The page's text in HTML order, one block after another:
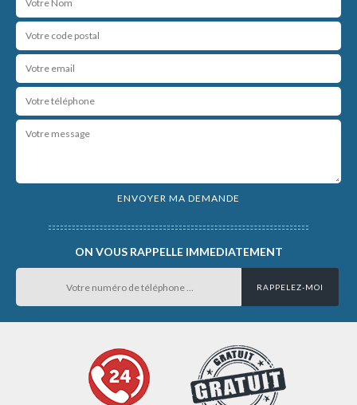
ON VOUS RAPPELLE IMMEDIATEMENT